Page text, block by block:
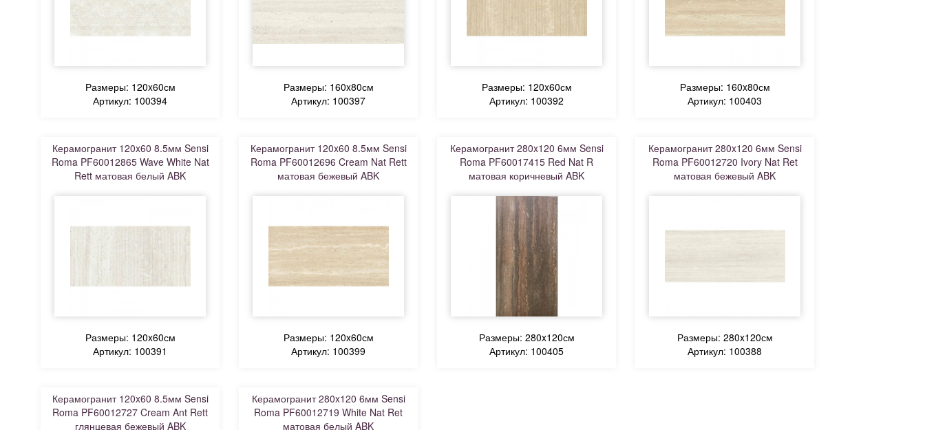
Размеры: 120x60см
Артикул: 100394
Размеры: 160x80см
Артикул: 100397
Размеры: 120x60см
Артикул: 100392
Размеры: 160x80см
Артикул: 100403
Керамогранит 120x60 8.5мм Sensi
Roma PF60012865 Wave White Nat
Rett матовая белый ABK
Размеры: 120x60см
Артикул: 100391
Керамогранит 120x60 8.5мм Sensi
Roma PF60012696 Cream Nat Rett
матовая бежевый ABK
Размеры: 120x60см
Артикул: 100399
Керамогранит 280x120 6мм Sensi
Roma PF60017415 Red Nat R
матовая коричневый ABK
Размеры: 280x120см
Артикул: 100405
Керамогранит 280x120 6мм Sensi
Roma PF60012720 Ivory Nat Ret
матовая бежевый ABK
Размеры: 280x120см
Артикул: 100388
Керамогранит 120x60 8.5мм Sensi
Roma PF60012727 Cream Ant Rett
глянцевая бежевый ABK
Керамогранит 280x120 6мм Sensi
Roma PF60012719 White Nat Ret
матовая белый ABK